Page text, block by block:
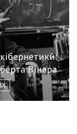
Вінера